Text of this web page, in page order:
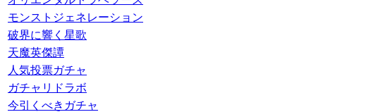
モンストジェネレーション
破界に響く星歌
天魔英傑譚
人気投票ガチャ
ガチャリドラボ
今引くべきガチャ